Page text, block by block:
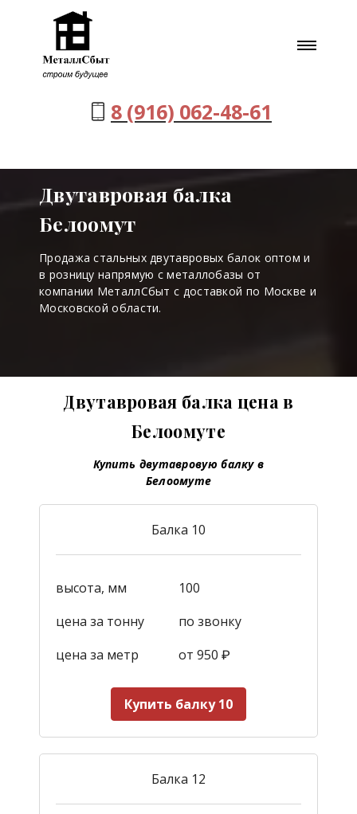
8 (916) 062-48-61
Двутавровая балка
Белоомут
Продажа стальных двутавровых балок оптом и
в розницу напрямую с металлобазы от
компании МеталлСбыт с доставкой по Москве и
Московской области.
Двутавровая балка цена в
Белоомуте
Купить двутавровую балку в
Белоомуте
Балка 10
высота, мм
100
цена за тонну
по звонку
цена за метр
от 950 ₽
Купить балку 10
Балка 12